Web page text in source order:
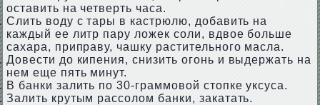
оставить на четверть часа.
Слить воду с тары в кастрюлю, добавить на
каждый ее литр пару ложек соли, вдвое больше
сахара, приправу, чашку растительного масла.
Довести до кипения, снизить огонь и выдержать на
нем еще пять минут.
В банки залить по 30-граммовой стопке уксуса.
Залить крутым рассолом банки, закатать.